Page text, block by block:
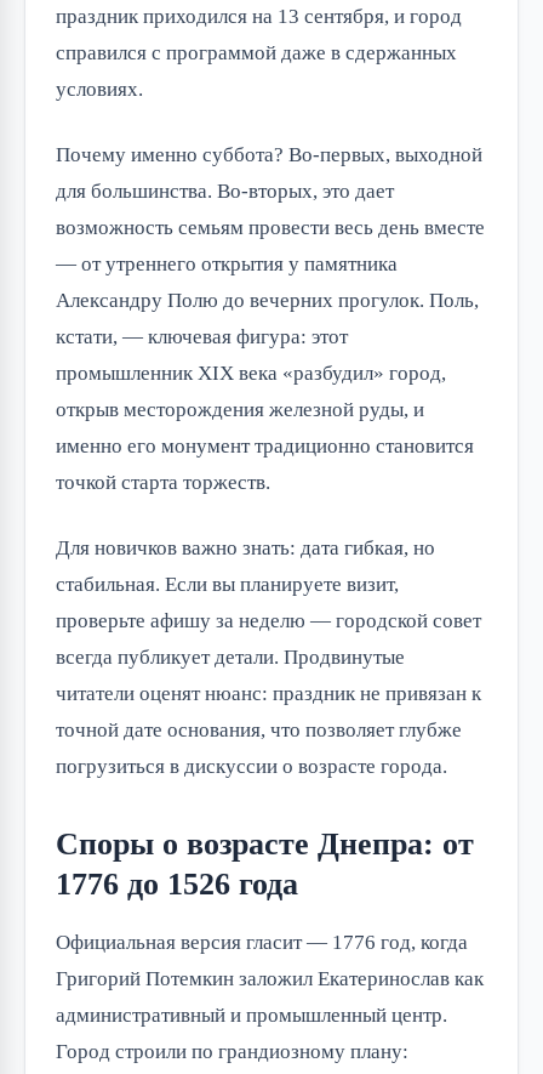
праздник приходился на 13 сентября, и город
справился с программой даже в сдержанных
условиях.
Почему именно суббота? Во-первых, выходной
для большинства. Во-вторых, это дает
возможность семьям провести весь день вместе
— от утреннего открытия у памятника
Александру Полю до вечерних прогулок. Поль,
кстати, — ключевая фигура: этот
промышленник XIX века «разбудил» город,
открыв месторождения железной руды, и
именно его монумент традиционно становится
точкой старта торжеств.
Для новичков важно знать: дата гибкая, но
стабильная. Если вы планируете визит,
проверьте афишу за неделю — городской совет
всегда публикует детали. Продвинутые
читатели оценят нюанс: праздник не привязан к
точной дате основания, что позволяет глубже
погрузиться в дискуссии о возрасте города.
Споры о возрасте Днепра: от
1776 до 1526 года
Официальная версия гласит — 1776 год, когда
Григорий Потемкин заложил Екатеринослав как
административный и промышленный центр.
Город строили по грандиозному плану: